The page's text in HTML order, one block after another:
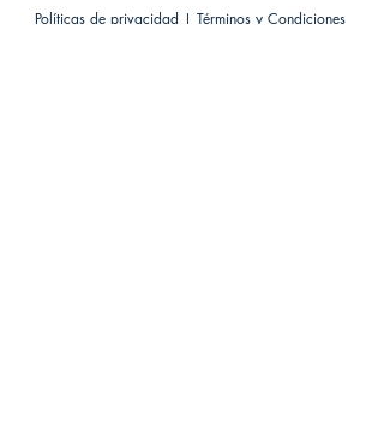
Políticas de privacidad | Términos y Condiciones